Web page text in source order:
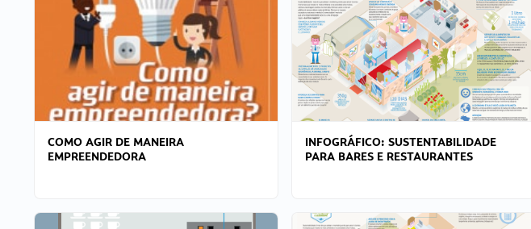
COMO AGIR DE MANEIRA
EMPREENDEDORA
INFOGRÁFICO: SUSTENTABILIDADE
PARA BARES E RESTAURANTES